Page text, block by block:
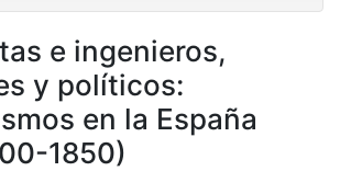
e ingenieros,
y políticos:
en la España
1850)